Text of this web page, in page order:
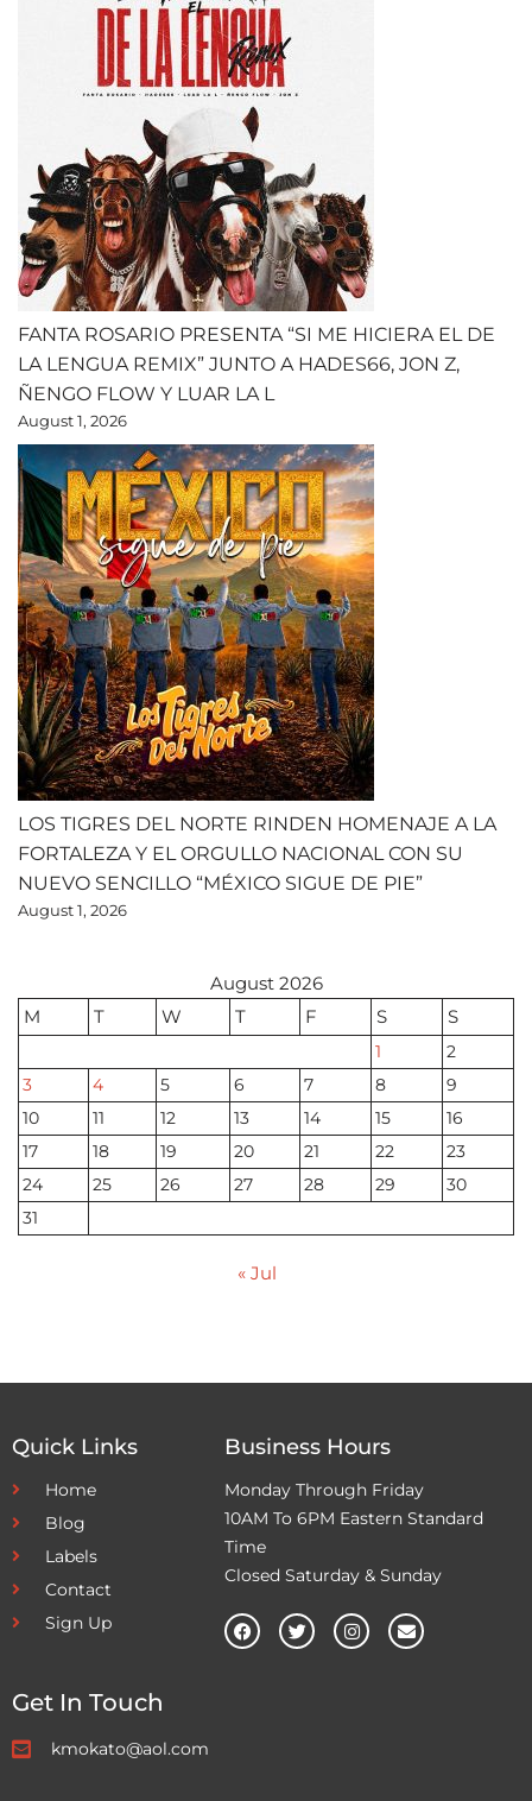
FANTA ROSARIO PRESENTA “SI ME HICIERA EL DE
LA LENGUA REMIX” JUNTO A HADES66, JON Z,
ÑENGO FLOW Y LUAR LA L
August 1, 2026
LOS TIGRES DEL NORTE RINDEN HOMENAJE A LA
FORTALEZA Y EL ORGULLO NACIONAL CON SU
NUEVO SENCILLO “MÉXICO SIGUE DE PIE”
August 1, 2026
August 2026
M
T W T F S S
1
2
3
4 5 6 7 8
9
10
11 12 13 14 15
16
17
18 19 20 21 22
23
24
25 26 27 28 29
30
31
« Jul
Quick Links
Home
Blog
Labels
Contact
Sign Up
Business Hours
Monday Through Friday
10AM To 6PM Eastern Standard
Time
Closed Saturday & Sunday
Get In Touch
kmokato@aol.com